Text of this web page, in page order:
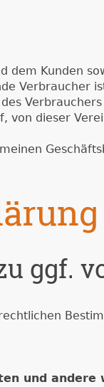
dem Kunden
Verbraucher
von dieser
ggf.
und andere